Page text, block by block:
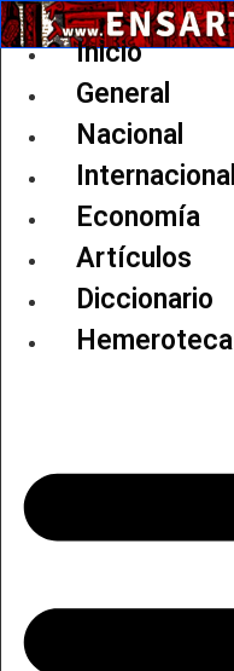
Ir
al
Inicio
General
Nacional
Internacional
Economía
Artículos
Diccionario
Hemeroteca